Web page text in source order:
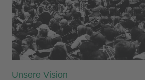
Unsere Vision